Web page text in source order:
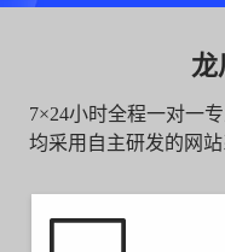
龙
7×24小时全程一对一
均采用自主研发的网